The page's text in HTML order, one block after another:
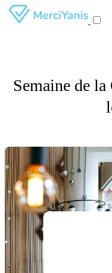
Semaine de